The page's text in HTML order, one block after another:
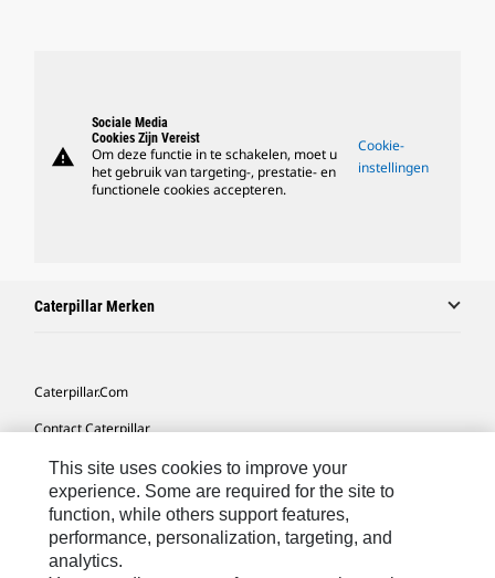
warning
Sociale Media
Cookies Zijn Vereist
Om deze functie in te schakelen, moet u
het gebruik van targeting-, prestatie- en
functionele cookies accepteren.
Cookie-
instellingen
Caterpillar Merken
Caterpillar.com
Contact Caterpillar
Mijn Marketingvoorkeuren
Site Map
Cookie Settings
Legal
This site uses cookies to improve your
experience. Some are required for the site to
function, while others support features,
performance, personalization, targeting, and
analytics.